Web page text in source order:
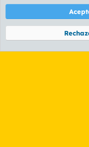
Términos
Community platform by